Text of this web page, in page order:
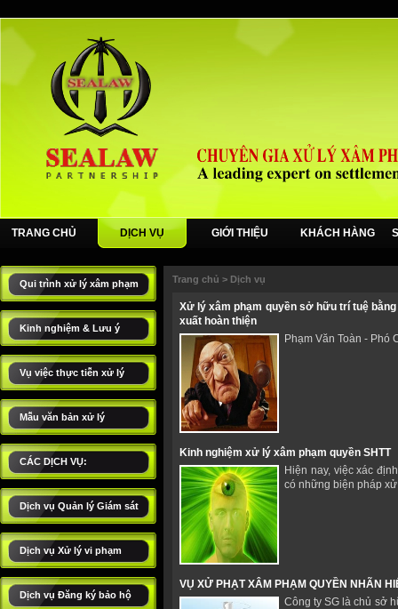
TRANG CHỦ DỊCH VỤ GIỚI THIỆU KHÁCH HÀNG
Qui trình xử lý xâm phạm
Kinh nghiệm & Lưu ý
Vụ việc thực tiễn xử lý
Mẫu văn bản xử lý
CÁC DỊCH VỤ:
Dịch vụ Quản lý Giám sát
Dịch vụ Xử lý vi phạm
Dịch vụ Đăng ký bảo hộ
Trang chủ > Dịch vụ
Xử lý xâm phạm quyền sở hữu trí tuệ
xuất hoàn thiện
Phạm Văn Toàn - Phó
Kinh nghiệm xử lý xâm phạm quyền SHTT
Hiện nay, việc xác
có những biện pháp
VỤ XỬ PHẠT XÂM PHẠM QUYỀN NHÃN
Công ty SG là chủ sở